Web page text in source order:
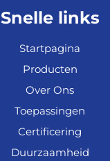
Snelle links
Startpagina
Producten
Over Ons
Toepassingen
Certificering
Duurzaamheid